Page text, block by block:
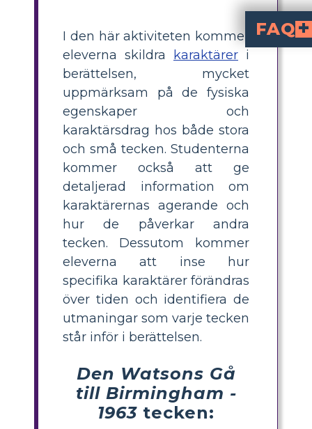
I den här aktiviteten kommer
eleverna skildra
karaktärer i
berättelsen, mycket
uppmärksam på de fysiska
egenskaper och
karaktärsdrag hos både stora
och små tecken. Studenterna
kommer också att ge
detaljerad information om
karaktärernas agerande och
hur de påverkar andra
tecken. Dessutom kommer
eleverna att inse hur
specifika karaktärer förändras
över tiden och identifiera de
utmaningar som varje tecken
står inför i berättelsen.
Den Watsons Gå
till Birmingham -
1963 tecken:
FAQ